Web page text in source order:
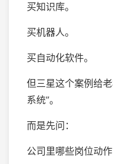
买知识库。
买机器人。
买自动化软件。
但三星这个案例给
系统”。
而是先问：
公司里哪些岗位动